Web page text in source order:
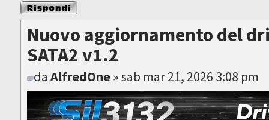
Rispondi al
messaggio
Nuovo aggiornamento del
SATA2 v1.2
daAlfredOne» sab mar 21, 2026 3:08 pm